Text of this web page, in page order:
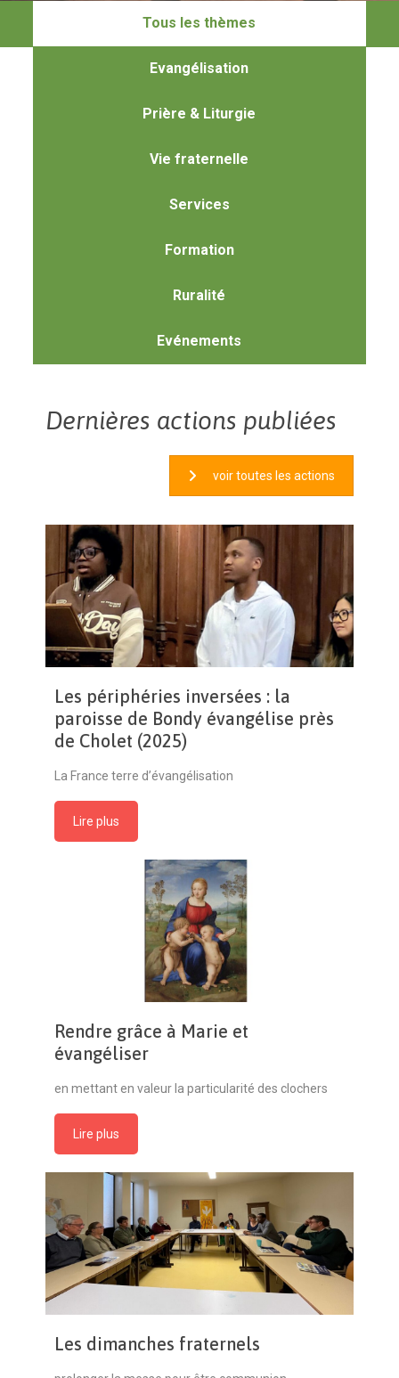
Tous les thèmes
Evangélisation
Prière & Liturgie
Vie fraternelle
Services
Formation
Ruralité
Evénements
Dernières actions publiées
voir toutes les actions
Les périphéries inversées : la
paroisse de Bondy évangélise près
de Cholet (2025)
La France terre d’évangélisation
Lire plus
Rendre grâce à Marie et
évangéliser
en mettant en valeur la particularité des clochers
Lire plus
Les dimanches fraternels